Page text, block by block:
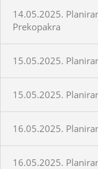
14.05.2025.
Prekopakra
15.05.2025.
15.05.2025.
16.05.2025.
16.05.2025.